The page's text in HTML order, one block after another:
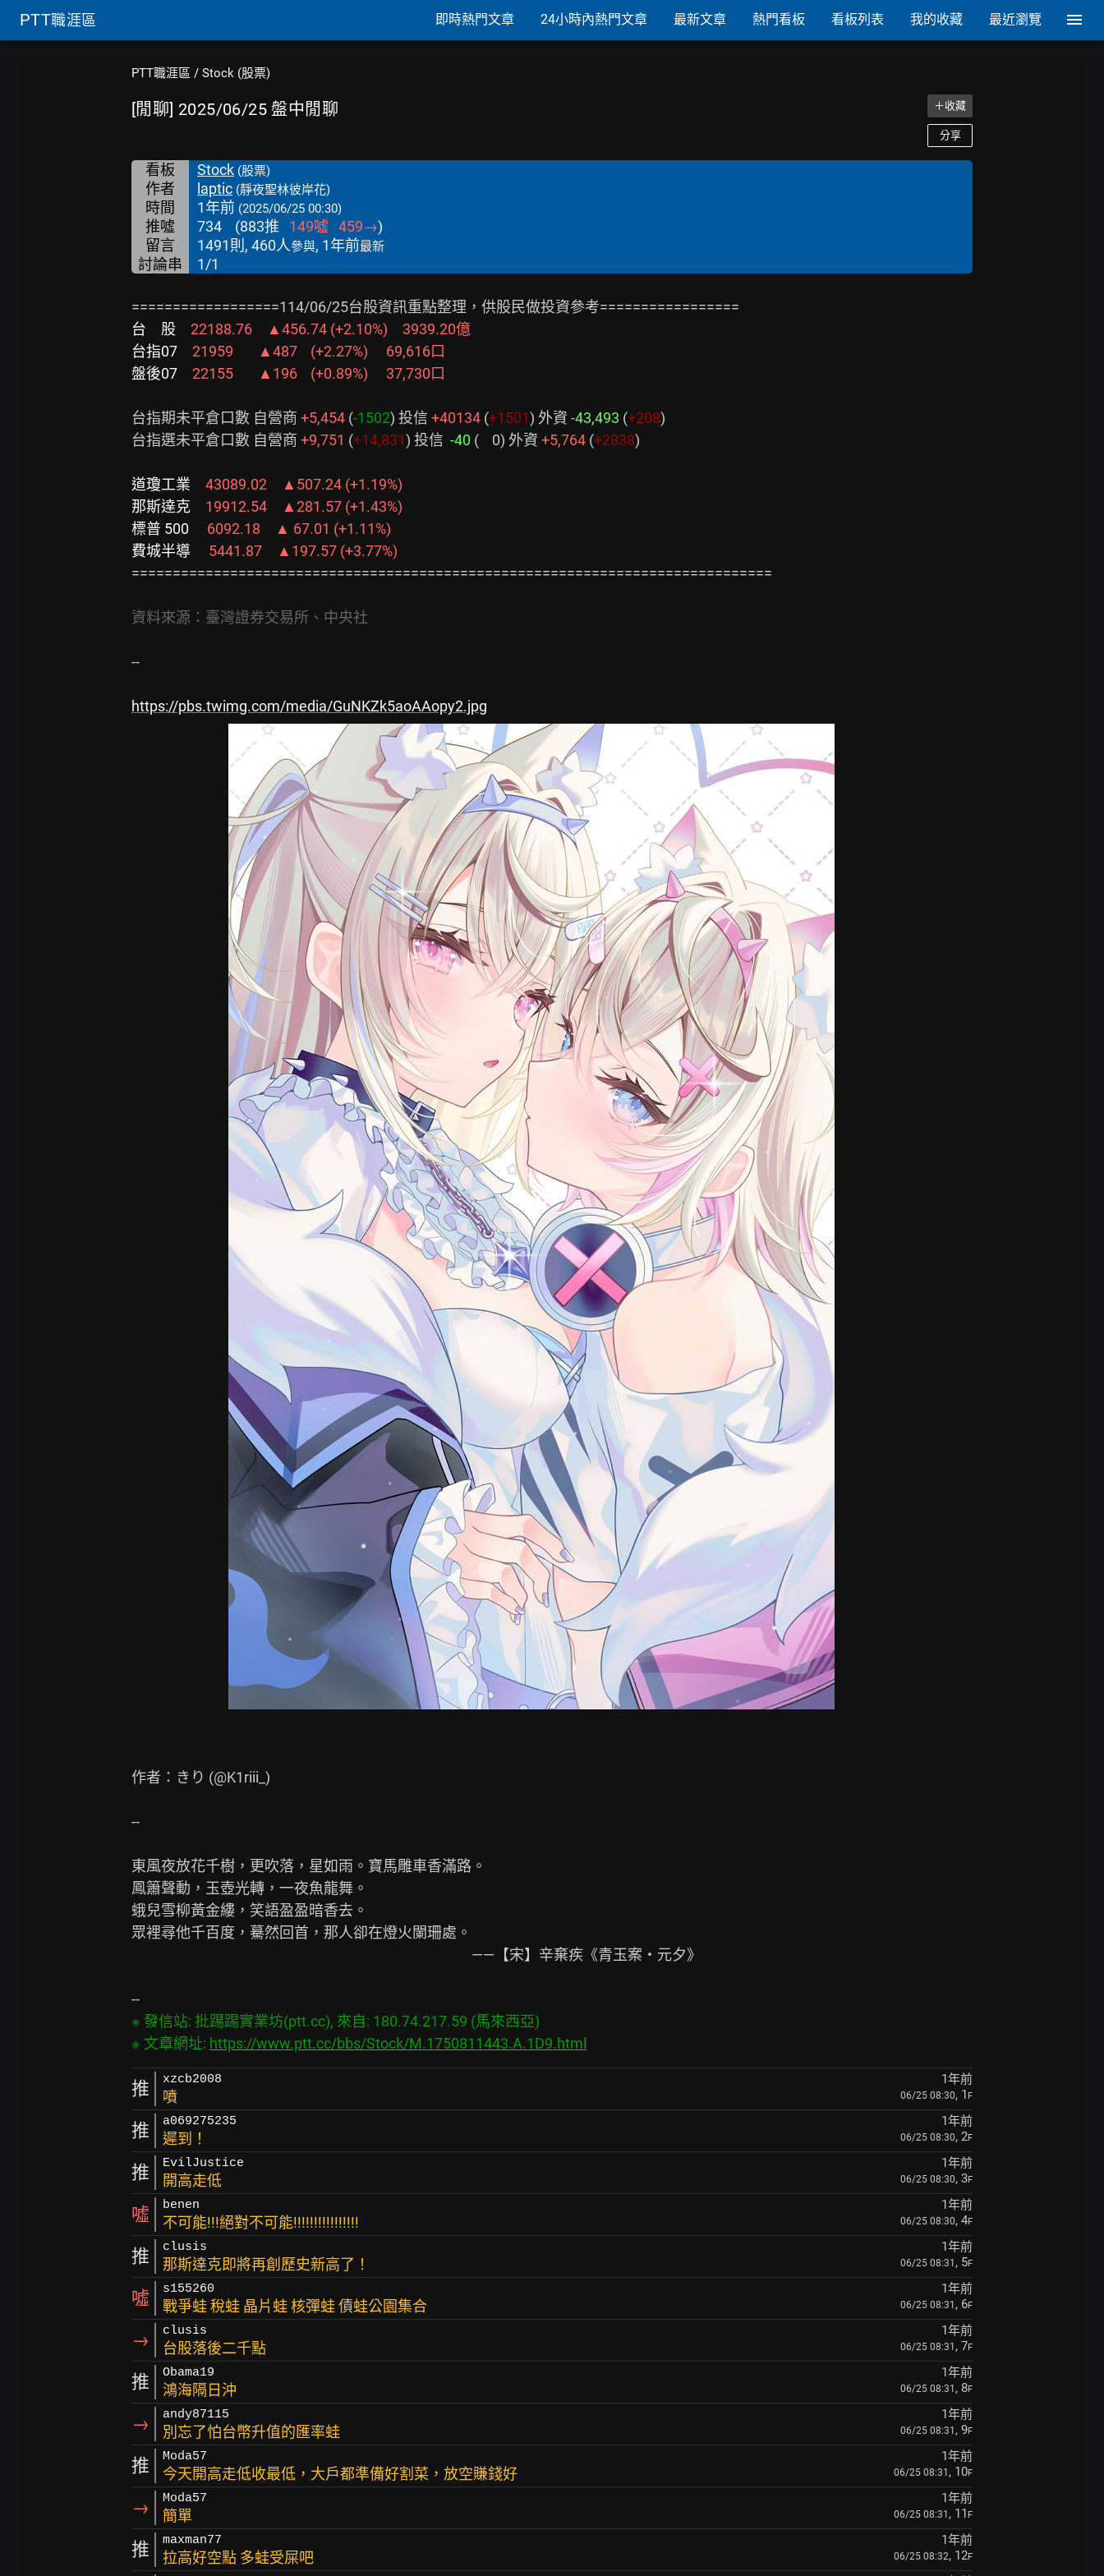
PTT職涯區 即時熱門文章 24小時內熱門文章 最新文章 熱門看板 看板列表 我的收藏 最近瀏覽
PTT職涯區 / Stock (股票)
[閒聊] 2025/06/25 盤中閒聊 ＋收藏
分享
看板 Stock (股票)
作者 laptic (靜夜聖林彼岸花)
時間 1年前 (2025/06/25 00:30)
推噓 734 (883推 149噓 459→)
留言
1491則, 460人參與, 1年前最新
討論串 1/1
台　股
台指07
盤後07 22155   　▲196    (+0.89%)　 37,730口
台指期未平倉口數 自營商 +5,454 (-1502) 投信 +40134 (+1501) 外資 -43,493 (+208)
台指選未平倉口數 自營商 +9,751 (+14,831) 投信 -40 (    0) 外資 +5,764 (+2838)
道瓊工業
那斯達克
標普 500
費城半導 5441.87　▲197.57 (+3.77%)
==============================================================================
資料來源：臺灣證券交易所、中央社
--
https://pbs.twimg.com/media/GuNKZk5aoAAopy2.jpg
作者：きり (@K1riii_)
--
東風夜放花千樹，更吹落，星如雨。寶馬雕車香滿路。
鳳簫聲動，玉壺光轉，一夜魚龍舞。
蛾兒雪柳黃金縷，笑語盈盈暗香去。
眾裡尋他千百度，驀然回首，那人卻在燈火闌珊處。
——【宋】辛棄疾《青玉案・元夕》
※ 發信站: 批踢踢實業坊(ptt.cc), 來自: 180.74.217.59 (馬來西亞)
※ 文章網址: https://www.ptt.cc/bbs/Stock/M.1750811443.A.1D9.html
推 xzcb2008 1年前
噴 06/25 08:30, 1 F
推 a069275235 1年前
遲到！ 06/25 08:30, 2F
推 EvilJustice 1年前
開高走低 06/25 08:30, 3F
噓 benen 1年前
不可能!!!絕對不可能!!!!!!!!!!!!!!!! 06/25 08:30, 4F
推 clusis 1年前
那斯達克即將再創歷史新高了！ 06/25 08:31 , 5F
噓 s155260 1年前
戰爭蛙 稅蛙 晶片蛙 核彈蛙 債蛙公園集合 06/25 08:31 , 6F
→ clusis 1年前
台股落後二千點 06/25 08:31 , 7F
推 Obama19 1年前
鴻海隔日沖 06/25 08:31 , 8F
→ andy87115 1年前
別忘了怕台幣升值的匯率蛙 06/25 08:31 , 9F
推 Moda57 1年前
今天開高走低收最低，大戶都準備好割菜，放空賺錢好 06/25 08:31 , 10F
→ Moda57 1年前
簡單 06/25 08:31 , 11 F
推 maxman77 1年前
拉高好空點 多蛙受屎吧 06/25 08:32, 12F